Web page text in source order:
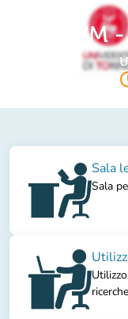
BFM
Sala
Sala